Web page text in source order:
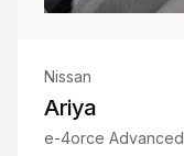
Nissan
Ariya
e-4orce Advanced